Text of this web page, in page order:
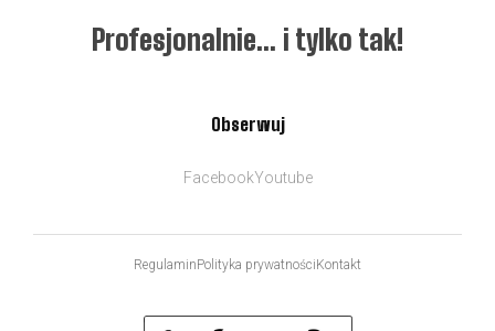
Obserwuj
FacebookYoutube
Profesjonalnie… i tylko tak!
RegulaminPolityka prywatnościKontakt